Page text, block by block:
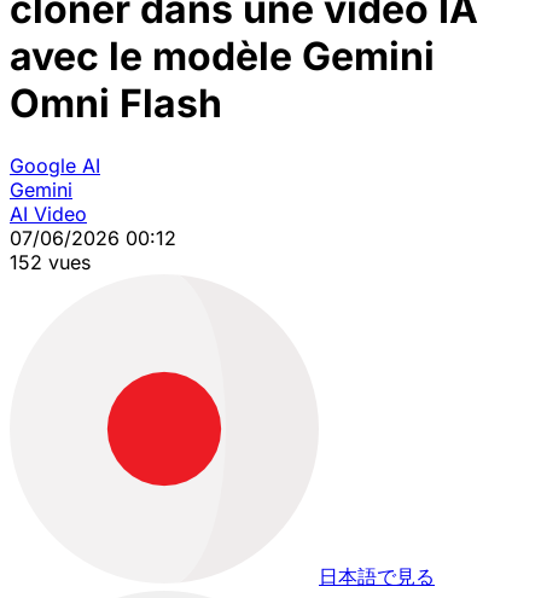
cloner dans une vidéo IA
avec le modèle Gemini
Omni Flash
Google AI
Gemini
AI Video
07/06/2026 00:12
152 vues
日本語で見る